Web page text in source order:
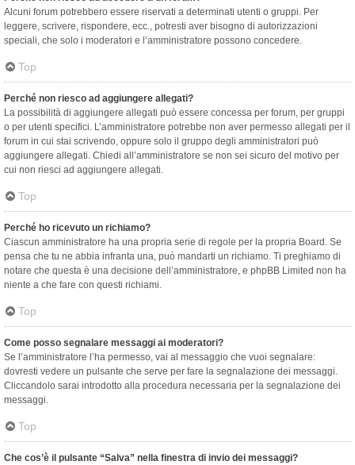
Alcuni forum potrebbero essere riservati a determinati utenti o gruppi. Per
leggere, scrivere, rispondere, ecc., potresti aver bisogno di autorizzazioni
speciali, che solo i moderatori e l’amministratore possono concedere.
Top
Perché non riesco ad aggiungere allegati?
La possibilità di aggiungere allegati può essere concessa per forum, per gruppi
o per utenti specifici. L’amministratore potrebbe non aver permesso allegati per il
forum in cui stai scrivendo, oppure solo il gruppo degli amministratori può
aggiungere allegati. Chiedi all’amministratore se non sei sicuro del motivo per
cui non riesci ad aggiungere allegati.
Top
Perché ho ricevuto un richiamo?
Ciascun amministratore ha una propria serie di regole per la propria Board. Se
pensa che tu ne abbia infranta una, può mandarti un richiamo. Ti preghiamo di
notare che questa è una decisione dell’amministratore, e phpBB Limited non ha
niente a che fare con questi richiami.
Top
Come posso segnalare messaggi ai moderatori?
Se l’amministratore l’ha permesso, vai al messaggio che vuoi segnalare:
dovresti vedere un pulsante che serve per fare la segnalazione dei messaggi.
Cliccandolo sarai introdotto alla procedura necessaria per la segnalazione dei
messaggi.
Top
Che cos’è il pulsante “Salva” nella finestra di invio dei messaggi?